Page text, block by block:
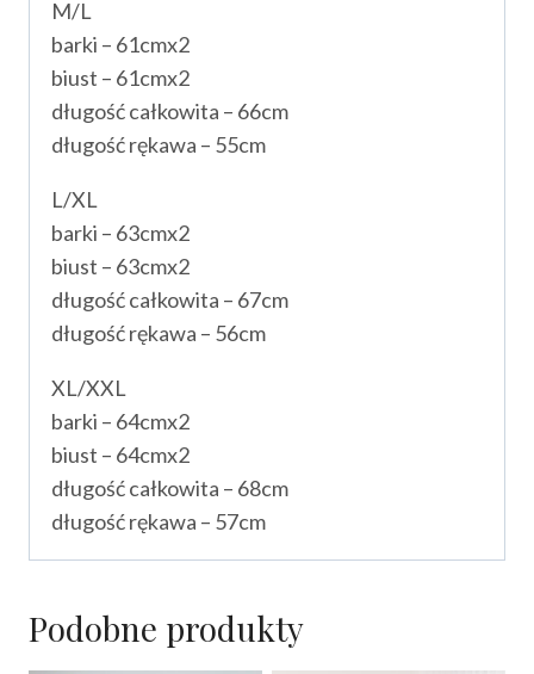
M/L
barki – 61cmx2
biust – 61cmx2
długość całkowita – 66cm
długość rękawa – 55cm
L/XL
barki – 63cmx2
biust – 63cmx2
długość całkowita – 67cm
długość rękawa – 56cm
XL/XXL
barki – 64cmx2
biust – 64cmx2
długość całkowita – 68cm
długość rękawa – 57cm
Podobne produkty